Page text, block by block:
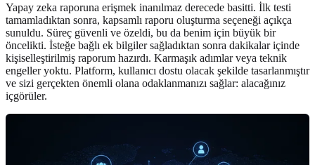
Yapay zeka raporuna erişmek inanılmaz derecede basitti. İlk testi
tamamladıktan sonra, kapsamlı raporu oluşturma seçeneği açıkça
sunuldu. Süreç güvenli ve özeldi, bu da benim için büyük bir
öncelikti. İsteğe bağlı ek bilgiler sağladıktan sonra dakikalar içinde
kişiselleştirilmiş raporum hazırdı. Karmaşık adımlar veya teknik
engeller yoktu. Platform, kullanıcı dostu olacak şekilde tasarlanmıştır
ve sizi gerçekten önemli olana odaklanmanızı sağlar: alacağınız
içgörüler.